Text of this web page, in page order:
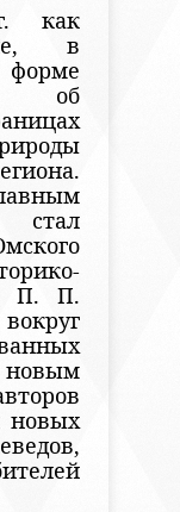
как
в
об
стал
П. П.
новых